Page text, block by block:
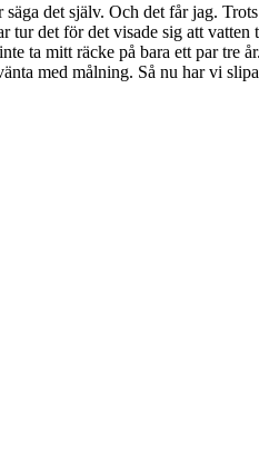
det själv. Och det får jag.
tur det för det visade sig att
ta mitt räcke på bara ett par tre
med målning. Så nu har vi